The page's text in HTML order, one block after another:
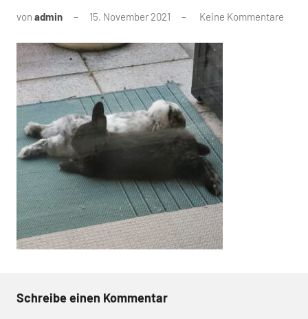
von admin 15. November 2021 Keine Kommentare
Schreibe einen Kommentar